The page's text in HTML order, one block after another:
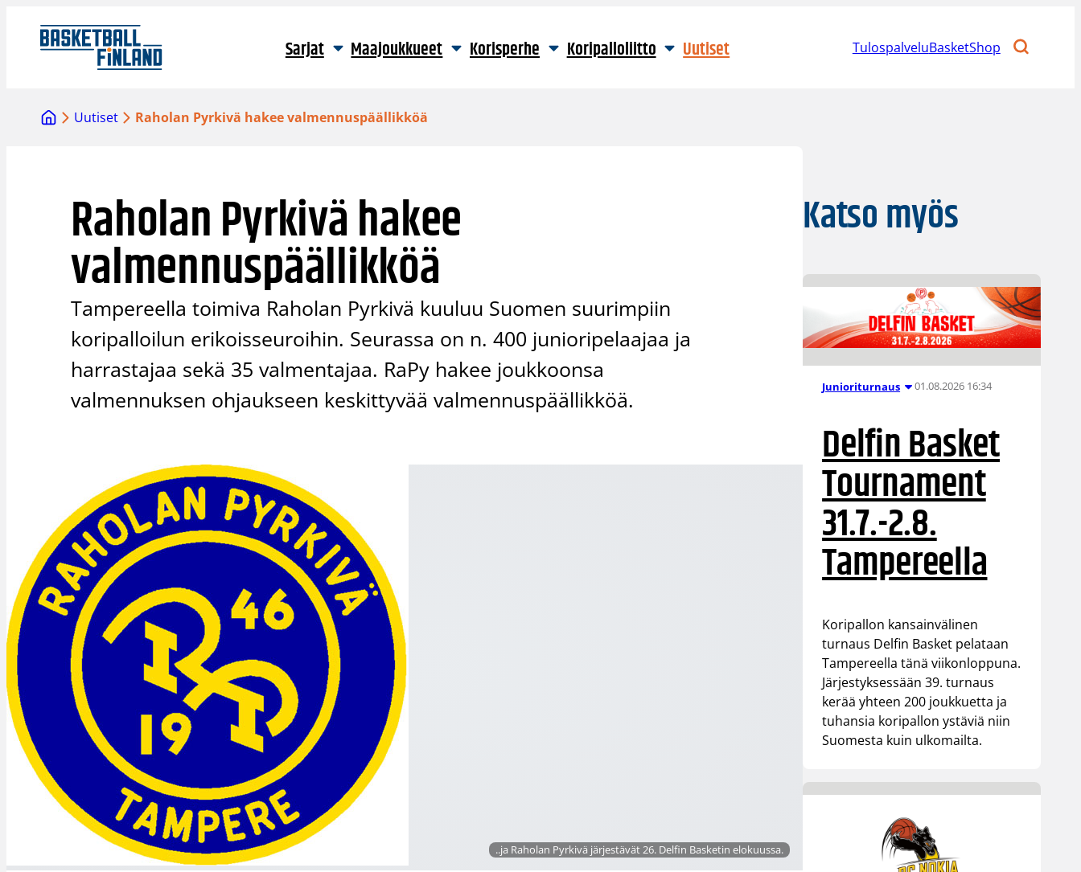
sisältöön
Sarjat Maajoukkueet Korisperhe Koripalloliitto Uutiset TulospalveluBasketShop
Uutiset Raholan Pyrkivä hakee valmennuspäällikköä
Raholan Pyrkivä hakee
valmennuspäällikköä
Tampereella toimiva Raholan Pyrkivä kuuluu Suomen suurimpiin
koripalloilun erikoisseuroihin. Seurassa on n. 400 junioripelaajaa ja
harrastajaa sekä 35 valmentajaa. RaPy hakee joukkoonsa
valmennuksen ohjaukseen keskittyvää valmennuspäällikköä.
..ja Raholan Pyrkivä järjestävät 26. Delfin Basketin elokuussa.
Katso myös
Junioriturnaus 01.08.2026 16:34
Delfin Basket
Tournament
31.7.-2.8.
Tampereella
Koripallon kansainvälinen
turnaus Delfin Basket pelataan
Tampereella tänä viikonloppuna.
Järjestyksessään 39. turnaus
kerää yhteen 200 joukkuetta ja
tuhansia koripallon ystäviä niin
Suomesta kuin ulkomailta.